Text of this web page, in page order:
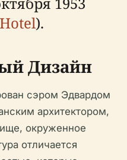
).
Дизайн
сэром Эдвардом
архитектором,
окруженное
отличается